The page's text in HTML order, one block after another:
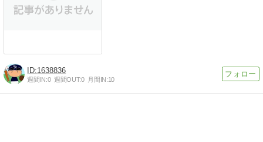
1638836
週間IN:0 週間OUT:0 月間IN:10